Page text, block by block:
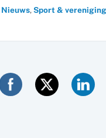
Nieuws,Sport &